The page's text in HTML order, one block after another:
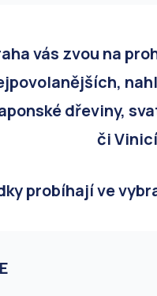
vás zvou na
dřeviny,
či
probíhají ve